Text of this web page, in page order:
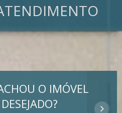
O IMÓVEL
DESEJADO?